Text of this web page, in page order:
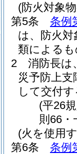
(防火対象
第5条
条例
は、防火対
類による
2
消防長は
災予防上
して交付
(平26
則66・
(火を使用
第6条
条例